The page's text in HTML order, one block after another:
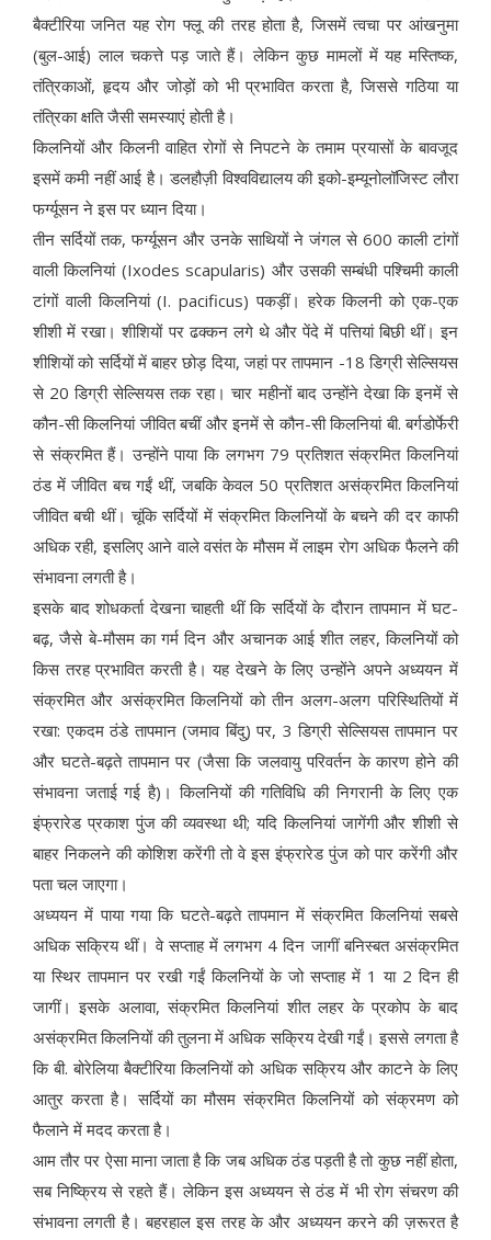
बैक्टीरिया जनित यह रोग फ्लू की तरह होता है, जिसमें त्वचा पर आंखनुमा
(बुल-आई) लाल चकत्ते पड़ जाते हैं। लेकिन कुछ मामलों में यह मस्तिष्क,
तंत्रिकाओं, हृदय और जोड़ों को भी प्रभावित करता है, जिससे गठिया या
तंत्रिका क्षति जैसी समस्याएं होती है।
किलनियों और किलनी वाहित रोगों से निपटने के तमाम प्रयासों के बावजूद
इसमें कमी नहीं आई है। डलहौज़ी विश्वविद्यालय की इको-इम्यूनोलॉजिस्ट लौरा
फर्ग्यूसन ने इस पर ध्यान दिया।
तीन सर्दियों तक, फर्ग्यूसन और उनके साथियों ने जंगल से 600 काली टांगों
वाली किलनियां (Ixodes scapularis) और उसकी सम्बंधी पश्चिमी काली
टांगों वाली किलनियां (I. pacificus) पकड़ीं। हरेक किलनी को एक-एक
शीशी में रखा। शीशियों पर ढक्कन लगे थे और पेंदे में पत्तियां बिछी थीं। इन
शीशियों को सर्दियों में बाहर छोड़ दिया, जहां पर तापमान -18 डिग्री सेल्सियस
से 20 डिग्री सेल्सियस तक रहा। चार महीनों बाद उन्होंने देखा कि इनमें से
कौन-सी किलनियां जीवित बचीं और इनमें से कौन-सी किलनियां बी. बर्गडोर्फेरी
से संक्रमित हैं। उन्होंने पाया कि लगभग 79 प्रतिशत संक्रमित किलनियां
ठंड में जीवित बच गईं थीं, जबकि केवल 50 प्रतिशत असंक्रमित किलनियां
जीवित बची थीं। चूंकि सर्दियों में संक्रमित किलनियों के बचने की दर काफी
अधिक रही, इसलिए आने वाले वसंत के मौसम में लाइम रोग अधिक फैलने की
संभावना लगती है।
इसके बाद शोधकर्ता देखना चाहती थीं कि सर्दियों के दौरान तापमान में घट-
बढ़, जैसे बे-मौसम का गर्म दिन और अचानक आई शीत लहर, किलनियों को
किस तरह प्रभावित करती है। यह देखने के लिए उन्होंने अपने अध्ययन में
संक्रमित और असंक्रमित किलनियों को तीन अलग-अलग परिस्थितियों में
रखा: एकदम ठंडे तापमान (जमाव बिंदु) पर, 3 डिग्री सेल्सियस तापमान पर
और घटते-बढ़ते तापमान पर (जैसा कि जलवायु परिवर्तन के कारण होने की
संभावना जताई गई है)। किलनियों की गतिविधि की निगरानी के लिए एक
इंफ्रारेड प्रकाश पुंज की व्यवस्था थी; यदि किलनियां जागेंगी और शीशी से
बाहर निकलने की कोशिश करेंगी तो वे इस इंफ्रारेड पुंज को पार करेंगी और
पता चल जाएगा।
अध्ययन में पाया गया कि घटते-बढ़ते तापमान में संक्रमित किलनियां सबसे
अधिक सक्रिय थीं। वे सप्ताह में लगभग 4 दिन जागीं बनिस्बत असंक्रमित
या स्थिर तापमान पर रखी गईं किलनियों के जो सप्ताह में 1 या 2 दिन ही
जागीं। इसके अलावा, संक्रमित किलनियां शीत लहर के प्रकोप के बाद
असंक्रमित किलनियों की तुलना में अधिक सक्रिय देखी गईं। इससे लगता है
कि बी. बोरेलिया बैक्टीरिया किलनियों को अधिक सक्रिय और काटने के लिए
आतुर करता है। सर्दियों का मौसम संक्रमित किलनियों को संक्रमण को
फैलाने में मदद करता है।
आम तौर पर ऐसा माना जाता है कि जब अधिक ठंड पड़ती है तो कुछ नहीं होता,
सब निष्क्रिय से रहते हैं। लेकिन इस अध्ययन से ठंड में भी रोग संचरण की
संभावना लगती है। बहरहाल इस तरह के और अध्ययन करने की ज़रूरत है